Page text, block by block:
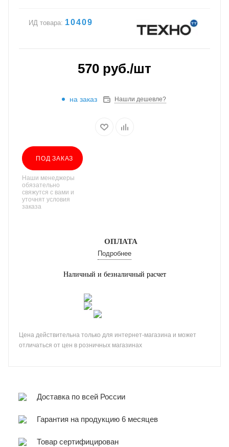
ИД товара: 10409
570 руб./шт
на заказ Нашли дешевле?
ПОД ЗАКАЗ
Наши менеджеры
обязательно
свяжутся с вами и
уточнят условия
заказа
ОПЛАТА
Подробнее
Наличный и безналичный расчет
Цена действительна только для интернет-магазина и может
отличаться от цен в розничных магазинах
Доставка по всей России
Гарантия на продукцию 6 месяцев
Товар сертифицирован